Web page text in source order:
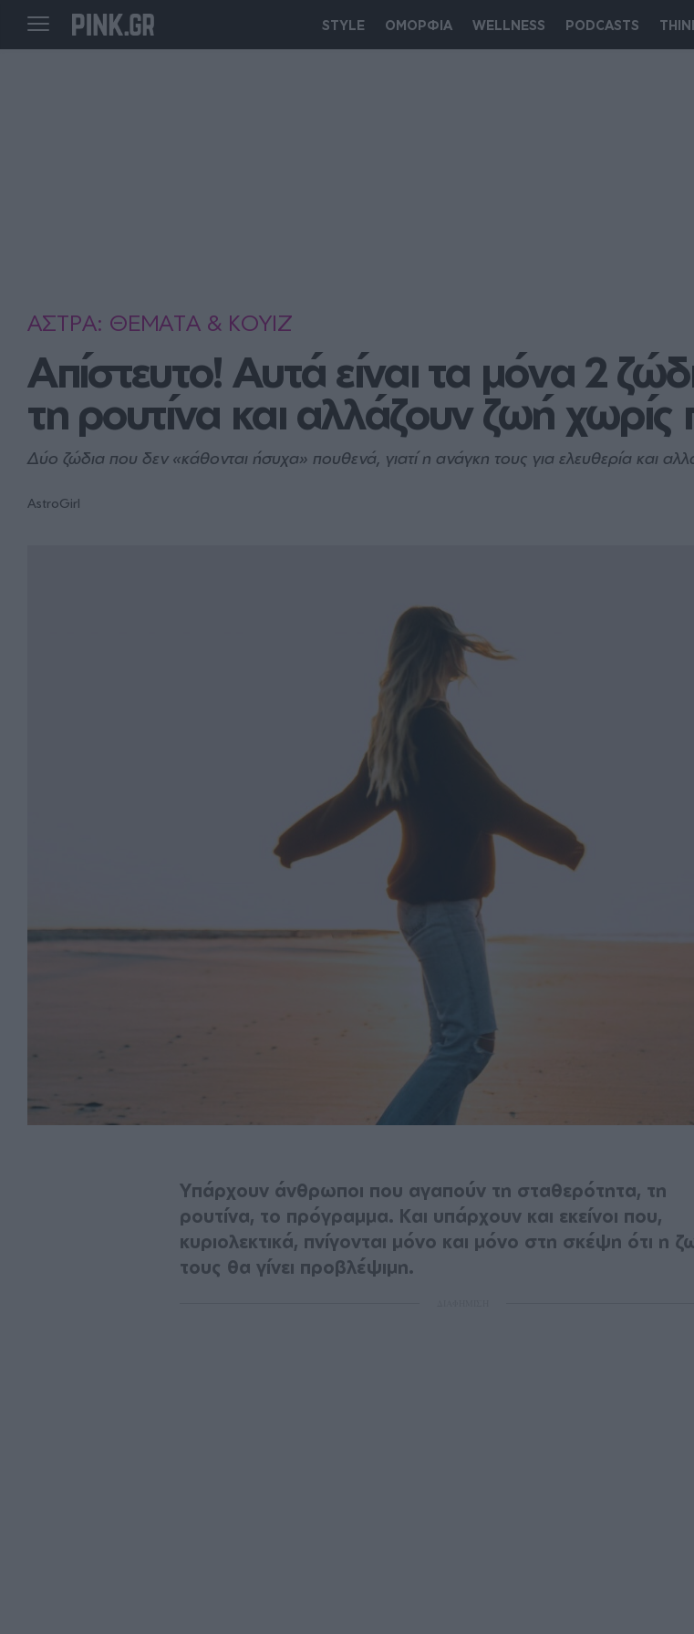
STYLE ΟΜΟΡΦΙΑ WELLNESS PODCASTS
ΑΣΤΡΑ: ΘΕΜΑΤΑ & ΚΟΥΙΖ
Απίστευτο! Aυτά είναι τα μόνα 2
τη ρουτίνα και αλλάζουν ζωή χωρίς
Δύο ζώδια που δεν «κάθονται ήσυχα» πουθενά, γιατί η ανάγκη τους για ελευθερία και
AstroGirl
Υπάρχουν άνθρωποι που αγαπούν τη σταθερότητα, τη
ρουτίνα, το πρόγραμμα. Και υπάρχουν και εκείνοι που,
κυριολεκτικά, πνίγονται μόνο και μόνο στη σκέψη ότι η
τους θα γίνει προβλέψιμη.